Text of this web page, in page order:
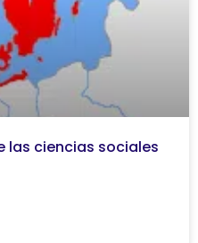
las ciencias sociales